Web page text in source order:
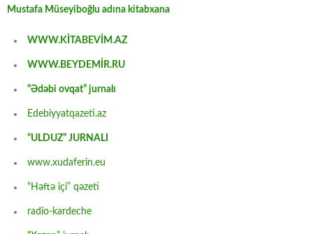
Mustafa Müseyiboğlu adına kitabxana
WWW.KİTABEVİM.AZ
WWW.BEYDEMİR.RU
“Ədəbi ovqat” jurnalı
Edebiyyatqazeti.az
“ULDUZ” JURNALI
www.xudaferin.eu
“Həftə içi” qəzeti
radio-kardeche